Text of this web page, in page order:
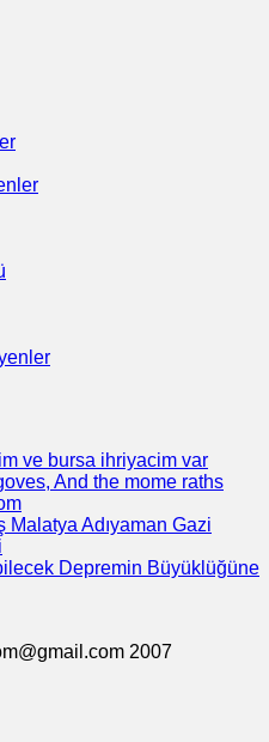
ve bursa ihriyacim var
And the mome raths
Malatya Adıyaman Gazi
Depremin Büyüklüğüne
2007